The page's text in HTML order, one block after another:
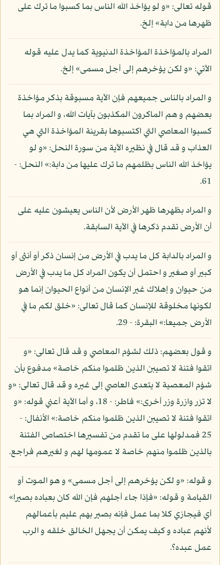
قوله تعالى: «و لو يؤاخذ الله الناس بما كسبوا ما ترك على
ظهرها من دابة» إلخ.
المراد بالمؤاخذة المؤاخذة الدنيوية كما يدل عليه قوله
الآتي: «و لكن يؤخرهم إلى أجل مسمى» إلخ.
و المراد بالناس جميعهم فإن الآية مسبوقة بذكر مؤاخذة
بعضهم و هم الماكرون المكذبون بآيات الله، و المراد بما
كسبوا المعاصي التي اكتسبوها بقرينة المؤاخذة التي هي
العذاب و قد قال في نظيره الآية من سورة النحل: «و لو
يؤاخذ الله الناس بظلمهم ما ترك عليها من دابة:» النحل: -
61.
و المراد بظهرها ظهر الأرض لأن الناس يعيشون عليه على
أن الأرض تقدم ذكرها في الآية السابقة.
و المراد بالدابة كل ما يدب في الأرض من إنسان ذكر أو أنثى أو
كبير أو صغير و احتمل أن يكون المراد كل ما يدب في الأرض
من حيوان و إهلاك غير الإنسان من أنواع الحيوان إنما هو
لكونها مخلوقة للإنسان كما قال تعالى: «خلق لكم ما في
الأرض جميعا:» البقرة: - 29.
و قول بعضهم: ذلك لشؤم المعاصي و قد قال تعالى: «و
اتقوا فتنة لا تصيبن الذين ظلموا منكم خاصة» مدفوع بأن
شؤم المعصية لا يتعدى العاصي إلى غيره و قد قال تعالى: «و
لا تزر وازرة وزر أخرى:» فاطر: - 18، و أما الآية أعني قوله: «و
اتقوا فتنة لا تصيبن الذين ظلموا منكم خاصة:» الأنفال: -
25 فمدلولها على ما تقدم من تفسيرها اختصاص الفتنة
بالذين ظلموا منهم خاصة لا عمومها لهم و لغيرهم فراجع.
و قوله: «و لكن يؤخرهم إلى أجل مسمى» و هو الموت أو
القيامة و قوله: «فإذا جاء أجلهم فإن الله كان بعباده بصيرا»
أي فيجازي كلا بما عمل فإنه بصير بهم عليم بأعمالهم
لأنهم عباده و كيف يمكن أن يجهل الخالق خلقه و الرب
عمل عبده؟.